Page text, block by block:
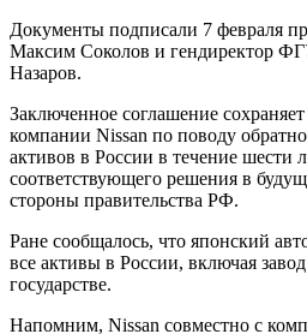
Документы подписали 7 февраля
Максим Соколов и гендиректор
Назаров.
Заключенное соглашение
компании Nissan по поводу
активов в России в течение шести
соответствующего решения в
стороны правительства РФ.
Ране сообщалось, что японский
все активы в России, включая
государстве.
Напомним, Nissan совместно с